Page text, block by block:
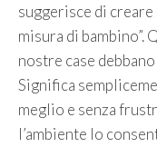
suggerisce di creare
misura di bambino”.
nostre case
Significa
meglio e senza
l’ambiente lo